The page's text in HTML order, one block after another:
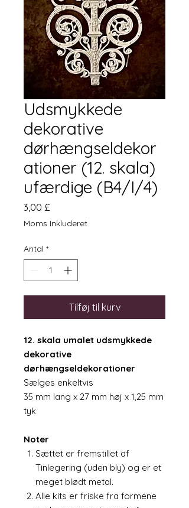
Udsmykkede
dekorative
dørhængseldekor
ationer (12. skala)
ufærdige (B4/I/4)
3,00 £
Moms Inkluderet
Antal *
Tilføj til kurv
12. skala umalet udsmykkede
dekorative
dørhængseldekorationer
Sælges enkeltvis
35 mm lang x 27 mm høj x 1,25 mm
tyk
Noter
Sættet er fremstillet af
Tinlegering (uden bly) og er et
meget blødt metal.
Alle kits er friske fra formene